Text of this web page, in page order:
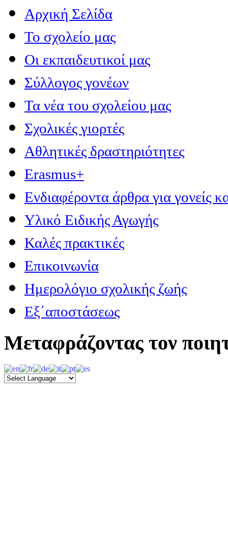
Αρχική Σελίδα
Το σχολείο μας
Οι εκπαιδευτικοί μας
Σύλλογος γονέων
Τα νέα του σχολείου μας
Σχολικές γιορτές
Αθλητικές δραστηριότητες
Erasmus+
Ενδιαφέροντα άρθρα για γονείς
Υλικό Ειδικής Αγωγής
Καλές πρακτικές
Επικοινωνία
Ημερολόγιο σχολικής ζωής
Εξ΄αποστάσεως
Μεταφράζοντας τον